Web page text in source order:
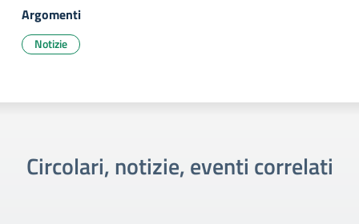
Argomenti
Notizie
Circolari, notizie, eventi correlati